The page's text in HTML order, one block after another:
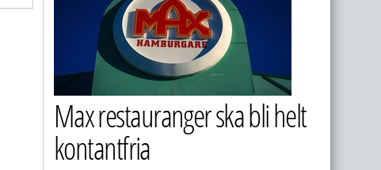
Max restauranger ska bli helt
kontantfria